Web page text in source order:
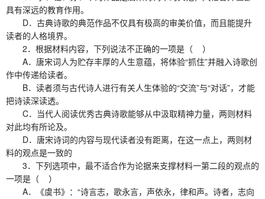
具有深远的教育作用。
D．古典诗歌的典范作品不仅具有极高的审美价值，而且能提升
读者的人格境界。
2．根据材料内容，下列说法不正确的一项是（ ）
A．唐宋词人为贮存丰厚的人生意蕴，将体验“抓住”并融入诗歌创
作中传递给读者。
B．读者须与古代诗人进行有关人生体验的“交流”与“对话”，才能
把诗读深读透。
C．当代人阅读优秀古典诗歌能够从中汲取精神力量，两则材料
对此均有所论及。
D．唐宋诗词的内容与现代读者没有距离，在这一点上，两则材
料的观点是一致的
3．下列选项中，最不适合作为论据来支撑材料一第二段的观点的
一项是（ ）
A．《虞书》：“诗言志，歌永言，声依永，律和声。诗者，志向